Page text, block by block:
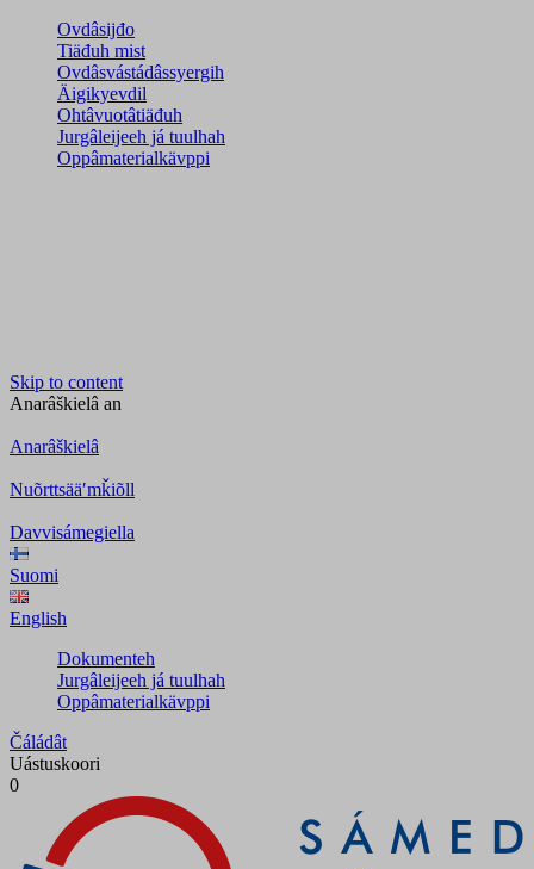
Ovdâsijđo
Tiäđuh mist
Ovdâsvástádâssyergih
Äigikyevdil
Ohtâvuotâtiäđuh
Jurgâleijeeh já tuulhah
Oppâmaterialkävppi
Skip to content
Anarâškielâ an
Anarâškielâ
Nuõrttsääʹmǩiõll
Davvisámegiella
Suomi
English
Dokumenteh
Jurgâleijeeh já tuulhah
Oppâmaterialkävppi
Čáládât
Uástuskoori
0